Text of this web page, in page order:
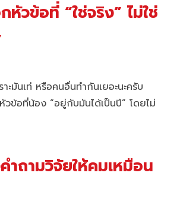
หัวข้อที่ “ใช่จริง” ไม่ใช่
ะมันเท่ หรือคนอื่นทำกันเยอะนะครับ
วข้อที่น้อง “อยู่กับมันได้เป็นปี” โดยไม่
ำถามวิจัยให้คมเหมือน